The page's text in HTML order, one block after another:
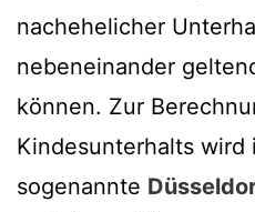
nachehelicher
nebeneinander
können. Zur
Kindesunterhalts wird
sogenannte